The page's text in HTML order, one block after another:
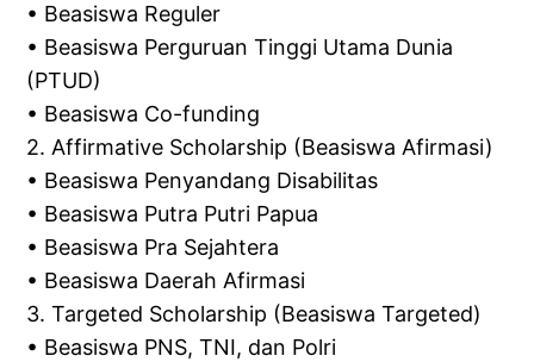
• Beasiswa Reguler
• Beasiswa Perguruan Tinggi Utama Dunia
(PTUD)
• Beasiswa Co-funding
2. Affirmative Scholarship (Beasiswa Afirmasi)
• Beasiswa Penyandang Disabilitas
• Beasiswa Putra Putri Papua
• Beasiswa Pra Sejahtera
• Beasiswa Daerah Afirmasi
3. Targeted Scholarship (Beasiswa Targeted)
• Beasiswa PNS, TNI, dan Polri